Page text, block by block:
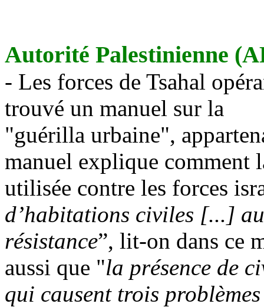
Autorité Palestinienne
- Les forces de Tsahal
trouvé un manuel sur la
"guérilla urbaine",
manuel explique comment
utilisée contre les forces
d’habitations civiles [...]
résistance”, lit-on dans ce
aussi que "la présence de
qui causent trois